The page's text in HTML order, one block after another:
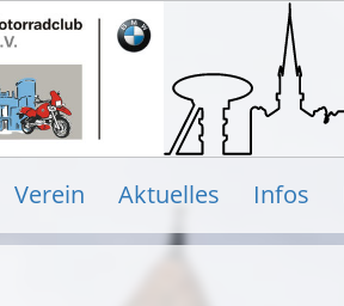
Verein Aktuelles Infos